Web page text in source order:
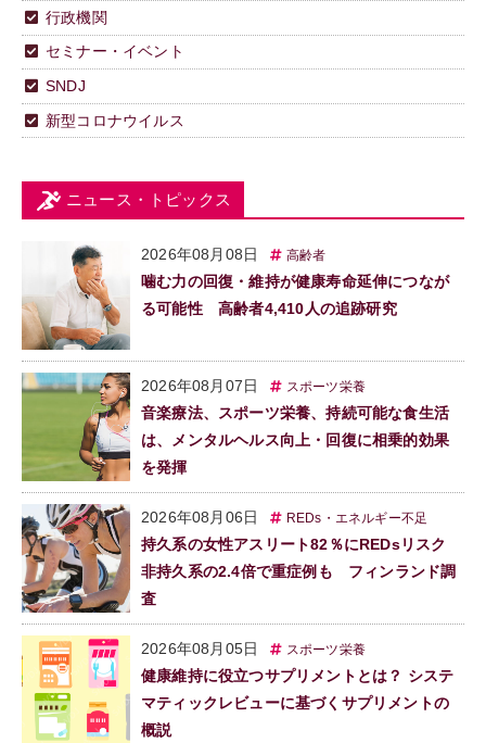
行政機関
セミナー・イベント
SNDJ
新型コロナウイルス
ニュース・トピックス
2026年08月08日 高齢者
噛む力の回復・維持が健康寿命延伸につなが
る可能性 高齢者4,410人の追跡研究
2026年08月07日 スポーツ栄養
音楽療法、スポーツ栄養、持続可能な食生活
は、メンタルヘルス向上・回復に相乗的効果
を発揮
2026年08月06日 REDs・エネルギー不足
持久系の女性アスリート82％にREDsリスク
非持久系の2.4倍で重症例も フィンランド調
査
2026年08月05日 スポーツ栄養
健康維持に役立つサプリメントとは？ システ
マティックレビューに基づくサプリメントの
概説